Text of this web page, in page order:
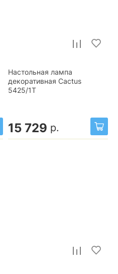
Настольная лампа
декоративная Cactus
5425/1T
15 729 р.